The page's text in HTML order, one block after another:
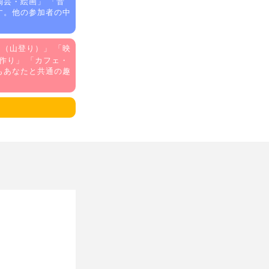
他の参加者の中
山登り） 」 「映
り 」 「 カフェ・
なたと共通の趣